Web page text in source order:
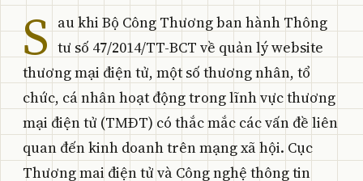
S au khi Bộ Công Thương ban hành Thông
tư số 47/2014/TT-BCT về quản lý website
thương mại điện tử, một số thương nhân, tổ
chức, cá nhân hoạt động trong lĩnh vực thương
mại điện tử (TMĐT) có thắc mắc các vấn đề liên
quan đến kinh doanh trên mạng xã hội. Cục
Thương mai điện tử và Công nghệ thông tin